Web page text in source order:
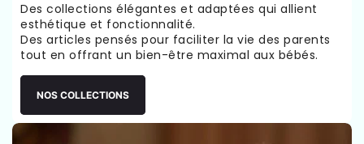
Des collections élégantes et adaptées qui allient
esthétique et fonctionnalité.
Des articles pensés pour faciliter la vie des parents
tout en offrant un bien-être maximal aux bébés.
NOS COLLECTIONS